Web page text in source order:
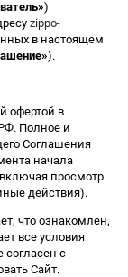
)
zippo-
в настоящем
).
офертой в
Полное и
Соглашения
начала
просмотр
действия).
что ознакомлен,
все условия
согласен с
Сайт.